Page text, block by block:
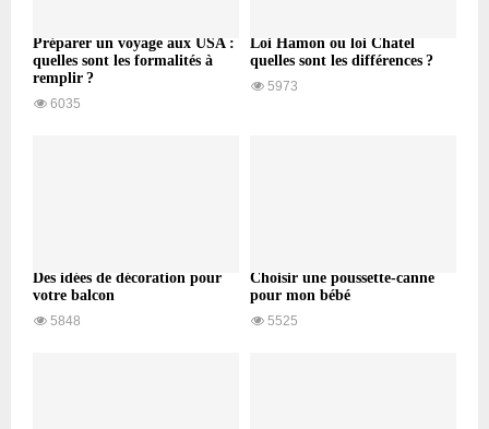
Préparer un voyage aux USA :
quelles sont les formalités à
remplir ?
6035
Loi Hamon ou loi Chatel
quelles sont les différences ?
5973
Des idées de décoration pour
votre balcon
5848
Choisir une poussette-canne
pour mon bébé
5525